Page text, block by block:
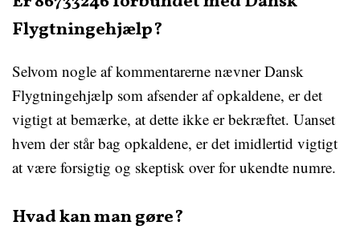
Flygtningehjælp?
Selvom nogle af kommentarerne nævner Dansk
Flygtningehjælp som afsender af opkaldene, er det
vigtigt at bemærke, at dette ikke er bekræftet. Uanset
hvem der står bag opkaldene, er det imidlertid vigtigt
at være forsigtig og skeptisk over for ukendte numre.
Hvad kan man gøre?